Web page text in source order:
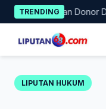
Skip
to
content
TRENDING
Gerakan Donor Darah
LIPUTAN HUKUM